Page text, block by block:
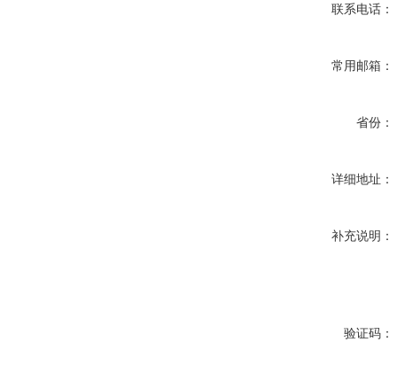
联系电话：
常用邮箱：
省份：
详细地址：
补充说明：
验证码：